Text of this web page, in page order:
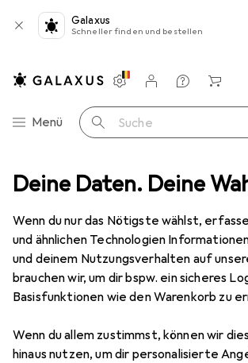
Deine Daten. Deine
Wenn du nur das Nötigste wählst,
und ähnlichen Technologien
und deinem Nutzungsverhalten auf
brauchen wir, um dir bspw. ein sicheres
Basisfunktionen wie den Warenkorb zu
Wenn du allem zustimmst, können wir
hinaus nutzen, um dir personalisierte
Galaxus
Schneller finden und bestellen
Navigation nach Kategorien
Menü Suche
Einstellungen
Kundenkonto
Vergleichslisten
Merklisten
Warenkorb
Phoenix Contact
Kategorien anzeigen
Diese Marke gefällt
Mehr über Phoenix Contact erfahren